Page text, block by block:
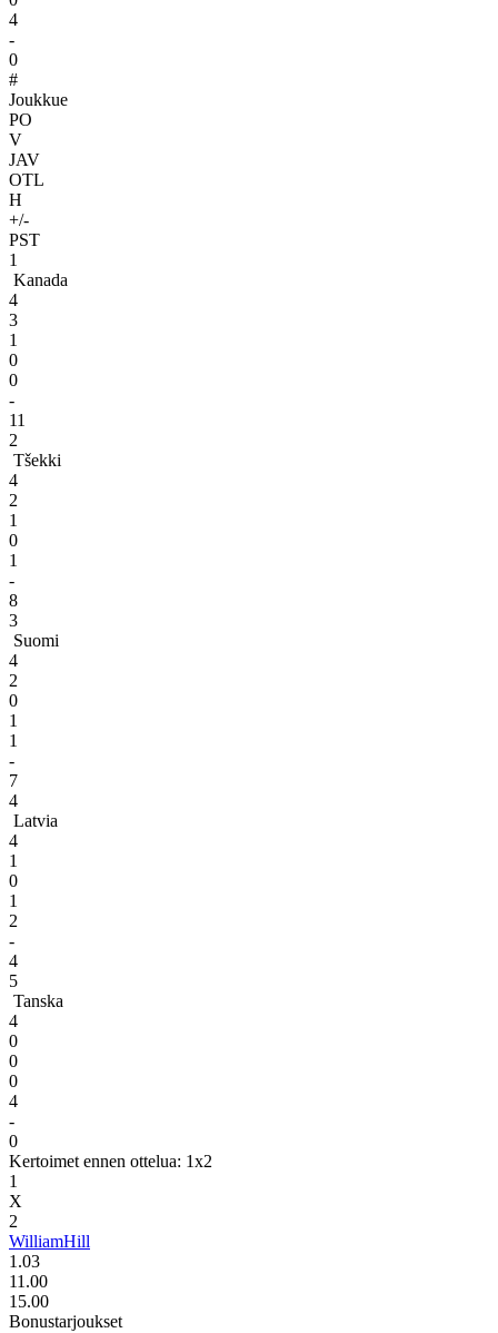
4
-
0
#
Joukkue
PO
V
JAV
OTL
H
+/-
PST
1
Kanada
4
3
1
0
0
-
11
2
Tšekki
4
2
1
0
1
-
8
3
Suomi
4
2
0
1
1
-
7
4
Latvia
4
1
0
1
2
-
4
5
Tanska
4
0
0
0
4
-
0
Kertoimet ennen ottelua: 1x2
1
X
2
WilliamHill
1.03
11.00
15.00
Bonustarjoukset